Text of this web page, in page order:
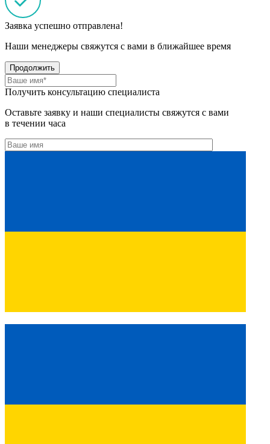
Заявка успешно отправлена!
Наши менеджеры свяжутся с вами в ближайшее время
Продолжить
Получить консультацию специалиста
Оставьте заявку и наши специалисты свяжутся с вами
в течении часа